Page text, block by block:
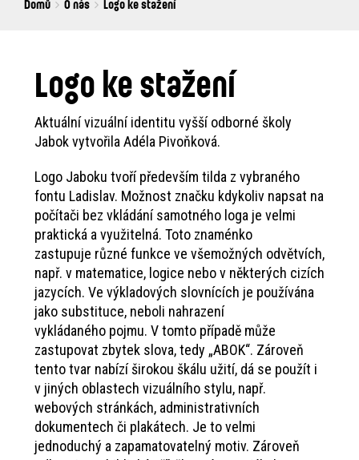
Breadcrumbs
You
Domů O nás Logo ke stažení
Logo ke stažení
Aktuální vizuální identitu vyšší odborné školy
Jabok vytvořila Adéla Pivoňková.
Logo Jaboku tvoří především tilda z vybraného
fontu Ladislav. Možnost značku kdykoliv napsat na
počítači bez vkládání samotného loga je velmi
praktická a využitelná. Toto znaménko
zastupuje různé funkce ve všemožných odvětvích,
např. v matematice, logice nebo v některých cizích
jazycích. Ve výkladových slovnících je používána
jako substituce, neboli nahrazení
vykládaného pojmu. V tomto případě může
zastupovat zbytek slova, tedy „ABOK“. Zároveň
tento tvar nabízí širokou škálu užití, dá se použít i
v jiných oblastech vizuálního stylu, např.
webových stránkách, administrativních
dokumentech či plakátech. Je to velmi
jednoduchý a zapamatovatelný motiv. Zároveň